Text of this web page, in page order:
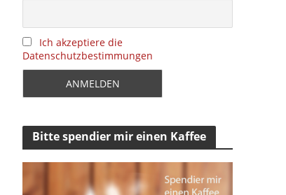
Ich akzeptiere die
Datenschutzbestimmungen
Bitte spendier mir einen Kaffee